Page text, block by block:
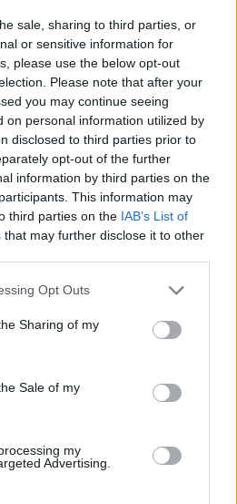
sale, sharing to third parties, or
or sensitive information for
please use the below opt-out
Please note that after your
you may continue seeing
on personal information utilized by
disclosed to third parties prior to
opt-out of the further
information by third parties on the
This information may
third parties on the IAB’s List of
that may further disclose it to other
Opt Outs
Sharing of my
Sale of my
my
Advertising.